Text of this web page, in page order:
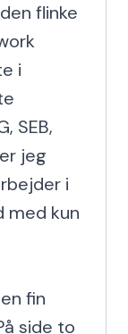
flinke
i
SEB,
jeg
i
med kun
fin
side to